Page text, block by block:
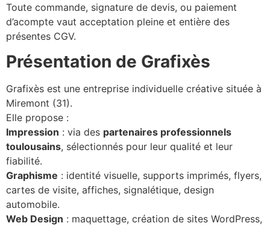
Toute commande, signature de devis, ou paiement
d’acompte vaut acceptation pleine et entière des
présentes CGV.
Présentation de Grafixès
Grafixès est une entreprise individuelle créative située à
Miremont (31).
Elle propose :
Impression : via des partenaires professionnels
toulousains, sélectionnés pour leur qualité et leur
fiabilité.
Graphisme : identité visuelle, supports imprimés, flyers,
cartes de visite, affiches, signalétique, design
automobile.
Web Design : maquettage, création de sites WordPress,